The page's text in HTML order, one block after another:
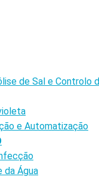
de Sal e Controlo
e Automatização
da Água